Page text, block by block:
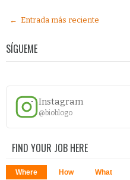
← Entrada más reciente
SÍGUEME
Instagram
@bioblogo
FIND YOUR JOB HERE
Where How What